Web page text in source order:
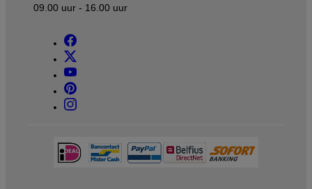
09.00 uur - 16.00 uur